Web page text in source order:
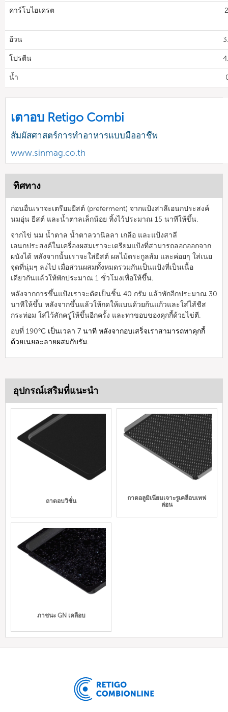
คาร์โบไฮเดรต
อ้วน
โปรตีน
น้ำ
เตาอบ Retigo Combi
สัมผัสศาสตร์การทำอาหารแบบมืออาชีพ
www.sinmag.co.th
ทิศทาง
ก่อนอื่นเราจะเตรียมยีสต์ (preferment) จากแป้งสาลีเอนกประสงค์
นมอุ่น ยีสต์ และน้ำตาลเล็กน้อย ทิ้งไว้ประมาณ 15 นาทีให้ขึ้น.
จากไข่ นม น้ำตาล น้ำตาลวานิลลา เกลือ และแป้งสาลี
เอนกประสงค์ในเครื่องผสมเราจะเตรียมแป้งที่สามารถลอกออกจาก
ผนังได้ หลังจากนั้นเราจะใส่ยีสต์ ผลไม้ตระกูลส้ม และค่อยๆ ใส่เนย
จุดที่นุ่มๆ ลงไป เมื่อส่วนผสมทั้งหมดรวมกันเป็นแป้งที่เป็นเนื้อ
เดียวกันแล้วให้พักประมาณ 1 ชั่วโมงเพื่อให้ขึ้น.
หลังจากการขึ้นแป้งเราจะตัดเป็นชิ้น 40 กรัม แล้วพักอีกประมาณ 30
นาทีให้ขึ้น หลังจากขึ้นแล้วให้กดให้แบนด้วยก้นแก้วและใส่ไส้ชีส
กระท่อม ใส่ไว้สักครู่ให้ขึ้นอีกครั้ง และทาขอบของคุกกี้ด้วยไข่ตี.
อบที่ 190°C เป็นเวลา 7 นาที หลังจากอบเสร็จเราสามารถทาคุกกี้
ด้วยเนยละลายผสมกับรัม.
อุปกรณ์เสริมที่แนะนำ
ถาดอบวิชั่น
ถาดอลูมิเนียมเจาะรูเคลือบเทฟ
ล่อน
ภาชนะ GN เคลือบ